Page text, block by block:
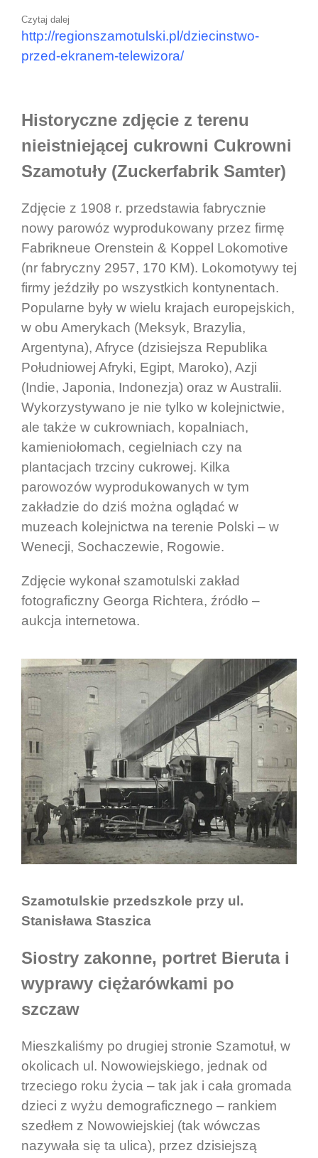
Czytaj dalej
http://regionszamotulski.pl/dziecinstwo-
przed-ekranem-telewizora/
Historyczne zdjęcie z terenu
nieistniejącej cukrowni Cukrowni
Szamotuły (Zuckerfabrik Samter)
Zdjęcie z 1908 r. przedstawia fabrycznie
nowy parowóz wyprodukowany przez firmę
Fabrikneue Orenstein & Koppel Lokomotive
(nr fabryczny 2957, 170 KM). Lokomotywy tej
firmy jeździły po wszystkich kontynentach.
Popularne były w wielu krajach europejskich,
w obu Amerykach (Meksyk, Brazylia,
Argentyna), Afryce (dzisiejsza Republika
Południowej Afryki, Egipt, Maroko), Azji
(Indie, Japonia, Indonezja) oraz w Australii.
Wykorzystywano je nie tylko w kolejnictwie,
ale także w cukrowniach, kopalniach,
kamieniołomach, cegielniach czy na
plantacjach trzciny cukrowej. Kilka
parowozów wyprodukowanych w tym
zakładzie do dziś można oglądać w
muzeach kolejnictwa na terenie Polski – w
Wenecji, Sochaczewie, Rogowie.
Zdjęcie wykonał szamotulski zakład
fotograficzny Georga Richtera, źródło –
aukcja internetowa.
Szamotulskie przedszkole przy ul.
Stanisława Staszica
Siostry zakonne, portret Bieruta i
wyprawy ciężarówkami po
szczaw
Mieszkaliśmy po drugiej stronie Szamotuł, w
okolicach ul. Nowowiejskiego, jednak od
trzeciego roku życia – tak jak i cała gromada
dzieci z wyżu demograficznego – rankiem
szedłem z Nowowiejskiej (tak wówczas
nazywała się ta ulica), przez dzisiejszą